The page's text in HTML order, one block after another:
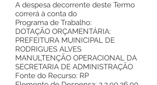
A despesa decorrente deste Termo
correrá à conta do
Programa de Trabalho:
DOTAÇÃO ORÇAMENTÁRIA:
PREFEITURA MUINICIPAL DE
RODRIGUES ALVES
MANULTENÇÃO OPERACIONAL DA
SECRETARIA DE ADMINISTRAÇÃO
Fonte do Recurso: RP